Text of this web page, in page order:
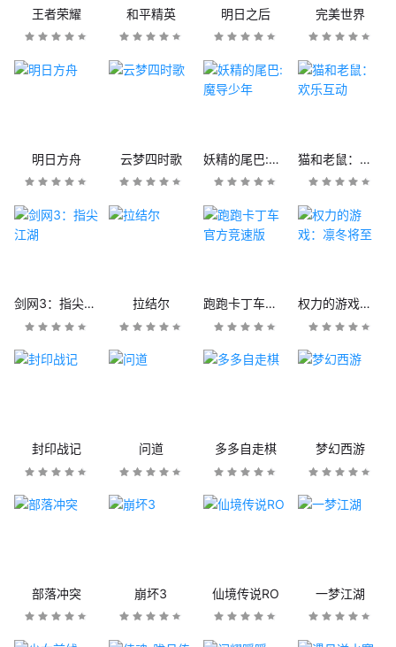
王者荣耀 和平精英 明日之后 完美世界
明日方舟 云梦四时歌 妖精的尾巴:魔导少年 猫和老鼠：欢乐互动
剑网3：指尖江湖 拉结尔 跑跑卡丁车官方竞速版 权力的游戏：凛冬将至
封印战记 问道 多多自走棋 梦幻西游
部落冲突 崩坏3 仙境传说RO 一梦江湖